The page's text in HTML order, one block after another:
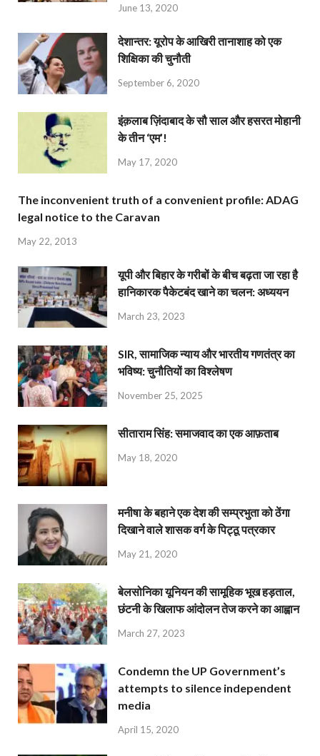
June 13, 2020
देशान्‍तर: यूरोप के आखिरी तानाशाह को एक
शिक्षिका की चुनौती
September 6, 2020
इंक़लाब ज़िंदाबाद के सौ साल और हसरत मोहानी
के तीन ‘एम’!
May 17, 2020
The inconvenient truth of a convenient profile: ADAG
legal notice to the Caravan
May 22, 2013
यूपी और बिहार के गरीबों के बीच बढ़ता जा रहा है
हानिकारक पैकेटबंद खाने का चलन: अध्ययन
March 23, 2023
SIR, सामाजिक न्याय और भारतीय गणतंत्र का
भविष्य: चुनौतियों का विश्लेषण
November 25, 2025
सीताराम सिंह: समाजवाद का एक आफ़ताब
May 18, 2020
मनीषा के बहाने एक देश की सम्प्रभुता को ठेंगा
दिखाने वाले शासक वर्ग के पिट्ठू पत्रकार
May 21, 2020
बेलसोनिका यूनियन की सामूहिक भूख हड़ताल,
छंटनी के खिलाफ आंदोलन तेज करने का आह्वान
March 27, 2023
Condemn the UP Government’s
attempts to silence independent
media
April 15, 2020